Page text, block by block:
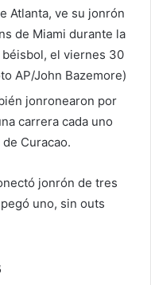
Atlanta, ve su jonrón
de Miami durante la
el viernes 30
AP/John Bazemore)
jonronearon por
carrera cada uno
Curacao.
jonrón de tres
uno, sin outs